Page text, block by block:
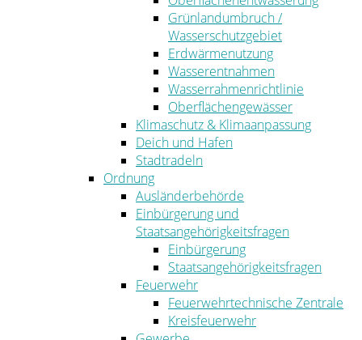
Grünlandumbruch /
Wasserschutzgebiet
Erdwärmenutzung
Wasserentnahmen
Wasserrahmenrichtlinie
Oberflächengewässer
Klimaschutz & Klimaanpassung
Deich und Hafen
Stadtradeln
Ordnung
Ausländerbehörde
Einbürgerung und
Staatsangehörigkeitsfragen
Einbürgerung
Staatsangehörigkeitsfragen
Feuerwehr
Feuerwehrtechnische Zentrale
Kreisfeuerwehr